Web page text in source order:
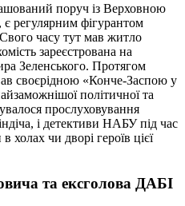
поруч із Верховною
регулярним фігурантом
часу тут мав житло
зареєстрована на
Зеленського. Протягом
своєрідною «Конче-Заспою у
політичної та
прослуховування
і детективи НАБУ під час
холах чи дворі героїв цієї
та ексголова ДАБІ